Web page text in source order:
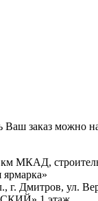
Ваш заказ можно
км МКАД,
г. Дмитров, ул.